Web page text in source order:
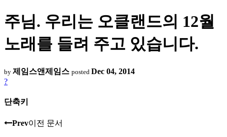
주님. 우리는 오클랜드의 12월
노래를 들려 주고 있습니다.
by 제임스앤제임스 posted Dec 04, 2014
?
단축키
Prev이전 문서